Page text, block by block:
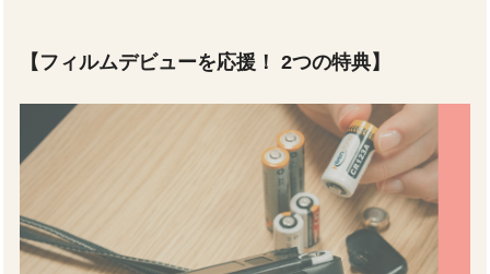
【フィルムデビューを応援！ 2つの特典】